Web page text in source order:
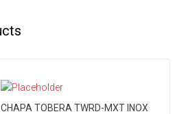
CHAPA TOBERA TWRD-MXT INOX